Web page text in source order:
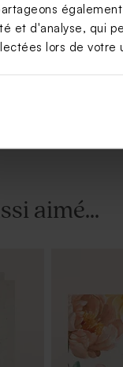
et d'analyse, qui
lors de votre
Sticker
Save the
aimé...